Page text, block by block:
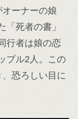
ーナーの娘
「死者の書」
行者は娘の恋
プル2人。この
恐ろしい目に